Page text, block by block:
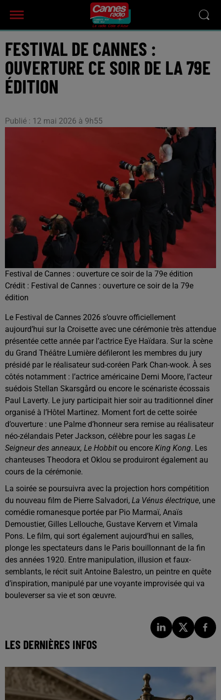
FESTIVAL DE CANNES :
OUVERTURE CE SOIR DE LA 79E
ÉDITION
Publié : 12 mai 2026 à 9h55
Festival de Cannes : ouverture ce soir de la 79e édition
Crédit : Festival de Cannes : ouverture ce soir de la 79e
édition
Le Festival de Cannes 2026 s’ouvre officiellement
aujourd’hui sur la Croisette avec une cérémonie très attendue
présentée cette année par l’actrice Eye Haïdara. Sur la scène
du Grand Théâtre Lumière défileront les membres du jury
présidé par le réalisateur sud-coréen Park Chan-wook. À ses
côtés notamment : l’actrice américaine Demi Moore, l’acteur
suédois Stellan Skarsgård ou encore le scénariste écossais
Paul Laverty. Le jury participait hier soir au traditionnel dîner
organisé à l’Hôtel Martinez. Moment fort de cette soirée
d’ouverture : une Palme d’honneur sera remise au réalisateur
néo-zélandais Peter Jackson, célèbre pour les sagas Le
Seigneur des anneaux, Le Hobbit ou encore King Kong. Les
chanteuses Theodora et Oklou se produiront également au
cours de la cérémonie.
La soirée se poursuivra avec la projection hors compétition
du nouveau film de Pierre Salvadori, La Vénus électrique, une
comédie romanesque portée par Pio Marmaï, Anaïs
Demoustier, Gilles Lellouche, Gustave Kervern et Vimala
Pons. Le film, qui sort également aujourd’hui en salles,
plonge les spectateurs dans le Paris bouillonnant de la fin
des années 1920. Entre manipulation, illusion et faux-
semblants, le récit suit Antoine Balestro, un peintre en quête
d’inspiration, manipulé par une voyante improvisée qui va
bouleverser sa vie et son œuvre.
LES DERNIÈRES INFOS